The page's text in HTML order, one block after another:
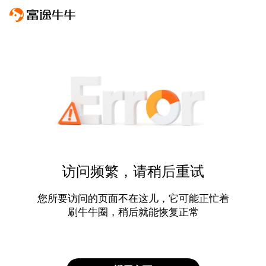
访问频繁，请稍后重试
您所要访问的页面不在这儿，它可能正忙着
刷牛牛圈，稍后就能恢复正常